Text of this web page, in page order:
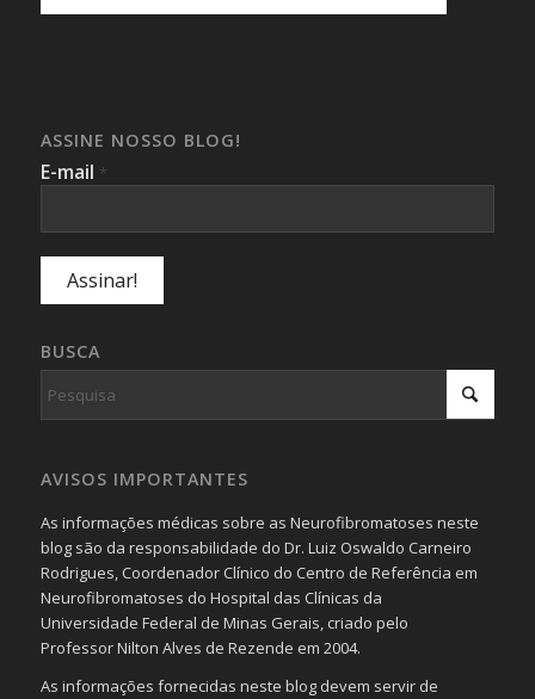
ASSINE NOSSO BLOG!
E-mail *
BUSCA
AVISOS IMPORTANTES
As informações médicas sobre as Neurofibromatoses neste
blog são da responsabilidade do Dr. Luiz Oswaldo Carneiro
Rodrigues, Coordenador Clínico do Centro de Referência em
Neurofibromatoses do Hospital das Clínicas da
Universidade Federal de Minas Gerais, criado pelo
Professor Nilton Alves de Rezende em 2004.
As informações fornecidas neste blog devem servir de